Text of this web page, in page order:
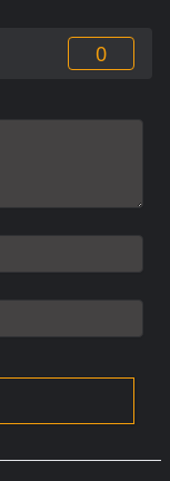
0